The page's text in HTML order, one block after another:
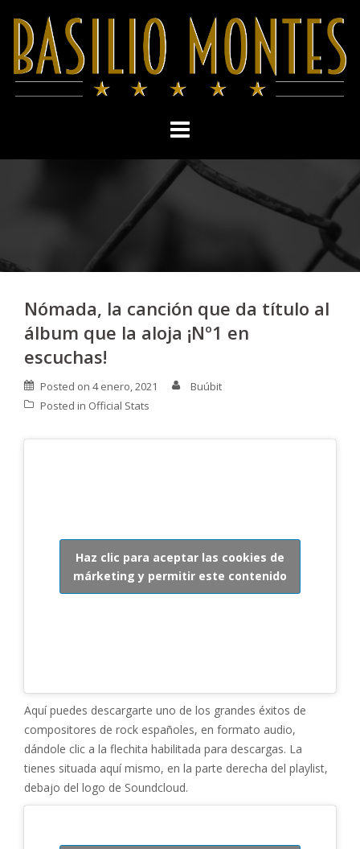
content
Nómada, la canción que da título al
álbum que la aloja ¡Nº1 en
escuchas!
Posted on 4 enero, 2021
Buúbit
Posted in Official Stats
Haz clic para aceptar las cookies de
márketing y permitir este contenido
Aquí puedes descargarte uno de los grandes éxitos de
compositores de rock españoles, en formato audio,
dándole clic a la flechita habilitada para descargas. La
tienes situada aquí mismo, en la parte derecha del playlist,
debajo del logo de Soundcloud.